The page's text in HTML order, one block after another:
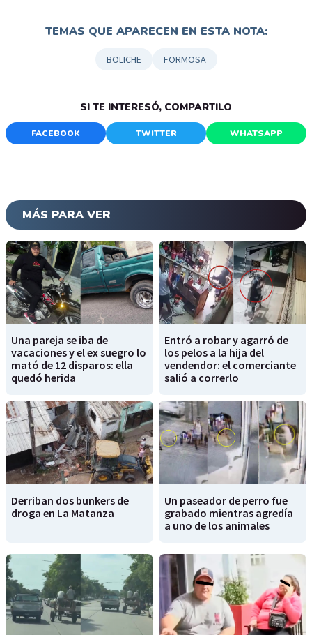
TEMAS QUE APARECEN EN ESTA NOTA:
BOLICHE FORMOSA
SI TE INTERESÓ, COMPARTILO
FACEBOOK TWITTER WHATSAPP
MÁS PARA VER
Una pareja se iba de
vacaciones y el ex suegro lo
mató de 12 disparos: ella
quedó herida
Entró a robar y agarró de
los pelos a la hija del
vendendor: el comerciante
salió a correrlo
Derriban dos bunkers de
droga en La Matanza
Un paseador de perro fue
grabado mientras agredía
a uno de los animales